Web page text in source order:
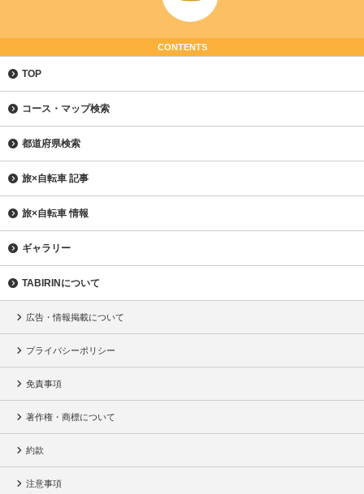
CONTENTS
TOP
コース・マップ検索
都道府県検索
旅×自転車 記事
旅×自転車 情報
ギャラリー
TABIRINについて
広告・情報掲載について
プライバシーポリシー
免責事項
著作権・商標について
約款
注意事項